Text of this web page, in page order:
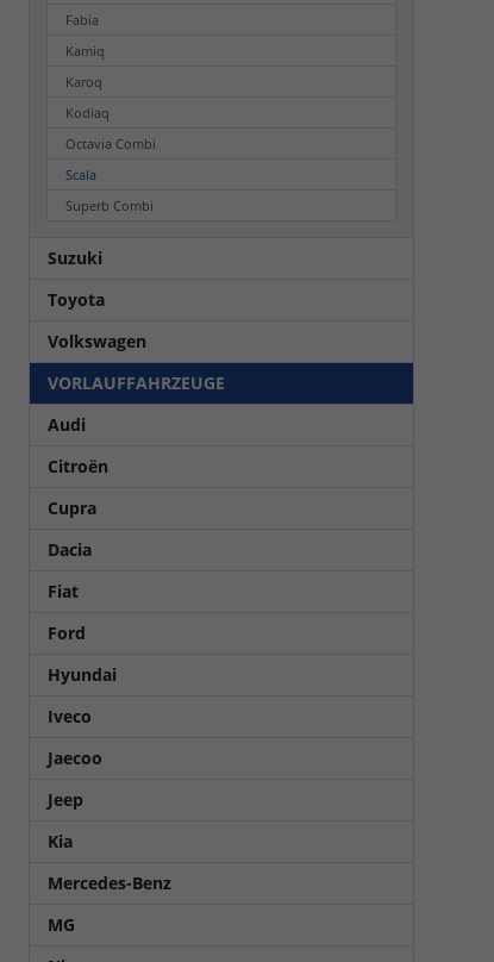
Fabia
Kamiq
Karoq
Kodiaq
Octavia Combi
Scala
Superb Combi
Suzuki
Toyota
Volkswagen
VORLAUFFAHRZEUGE
Audi
Citroën
Cupra
Dacia
Fiat
Ford
Hyundai
Iveco
Jaecoo
Jeep
Kia
Mercedes-Benz
MG